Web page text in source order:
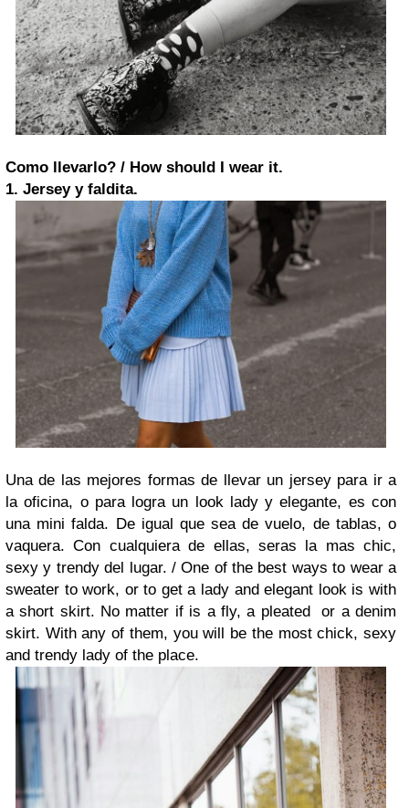
Como llevarlo? / How should I wear it.
1. Jersey y faldita.
Una de las mejores formas de llevar un jersey para ir a
la oficina, o para logra un look lady y elegante, es con
una mini falda. De igual que sea de vuelo, de tablas, o
vaquera. Con cualquiera de ellas, seras la mas chic,
sexy y trendy del lugar. /One of the best ways to wear a
sweater to work, or to get a lady and elegant look is with
a short skirt. No matter if is a fly, a pleated or a denim
skirt. With any of them, you will be the most chick, sexy
and trendy lady of the place.